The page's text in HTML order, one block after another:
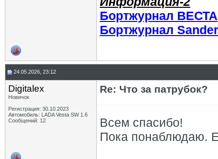
Бортжурнал ВЕСТА
Бортжурнал
24.05.2026, 23:12
Digitalex
Новичок
Регистрация: 30.10.2023
Автомобиль: LADA Vesta SW 1.6
Сообщений: 12
Re: Что за патрубок?
Всем спасибо!
Пока понаблюдаю.